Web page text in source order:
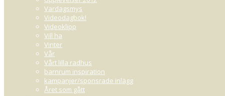
Vardagsmys
Videodagbok!
Videoklipp
Vill ha
Vinter
Vår
Vårt lilla radhus
barnrum inspiration
kampanjer/sponsrade inlägg
Året som gått